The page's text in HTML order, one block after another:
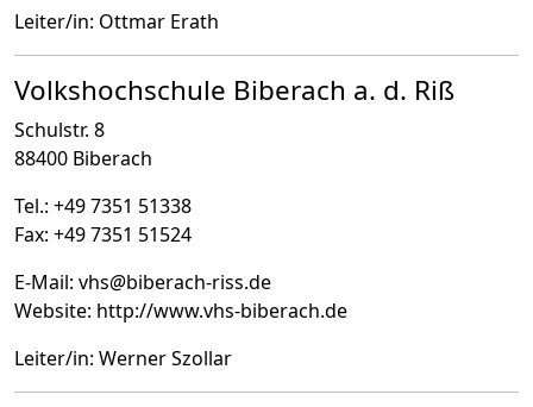
Leiter/in: Ottmar Erath
Volkshochschule Biberach a. d. Riß
Schulstr. 8
88400 Biberach
Tel.: +49 7351 51338
Fax: +49 7351 51524
E-Mail: vhs@biberach-riss.de
Website: http://www.vhs-biberach.de
Leiter/in: Werner Szollar